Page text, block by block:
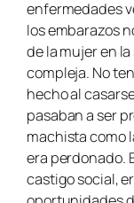
enfermedades
los embarazos
de la mujer en
compleja. No
hecho al
pasaban a ser
machista como
era perdonado.
castigo social,